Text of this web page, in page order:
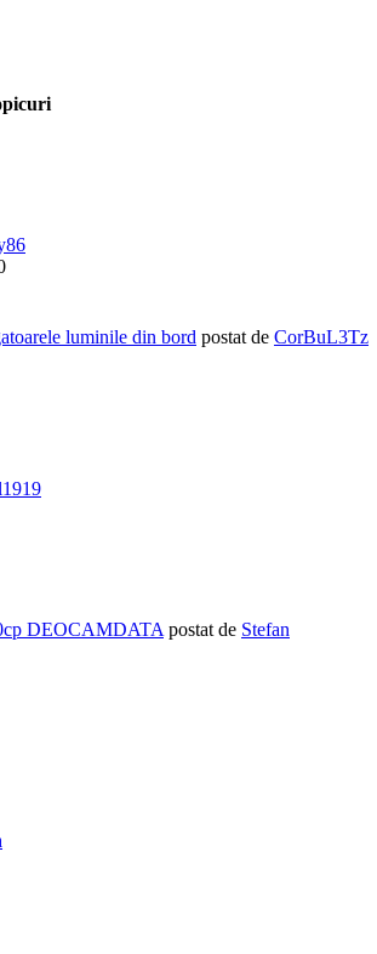
luminile din bord postat de CorBuL3Tz
DEOCAMDATA postat de Stefan